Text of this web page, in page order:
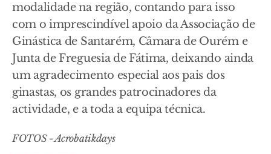
modalidade na região, contando para isso
com o imprescindível apoio da Associação de
Ginástica de Santarém, Câmara de Ourém e
Junta de Freguesia de Fátima, deixando ainda
um agradecimento especial aos pais dos
ginastas, os grandes patrocinadores da
actividade, e a toda a equipa técnica.
FOTOS - Acrobatikdays